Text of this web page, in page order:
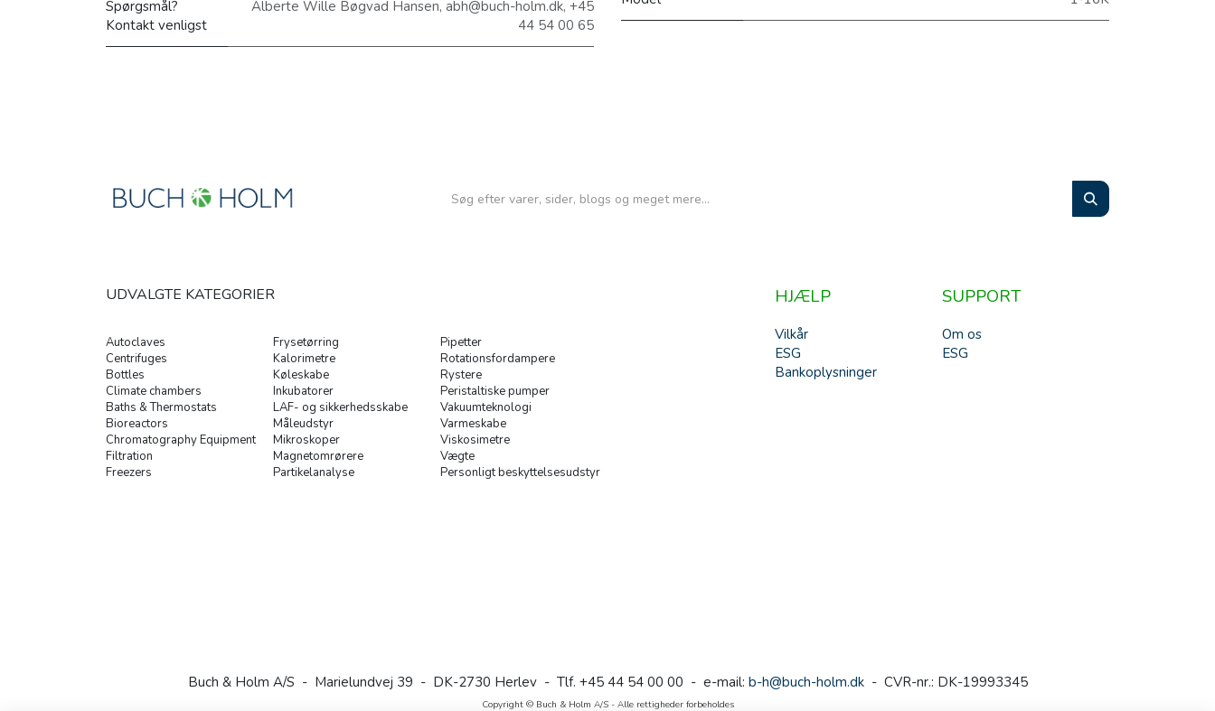
Spørgsmål?
Kontakt venligst
Alberte Wille Bøgvad Hansen, abh@buch-holm.dk, +45
44 54 00 65
Autoclaves
Centrifuges
Bottles
Climate chambers
Baths & Thermostats
Bioreactors
Chromatography Equipment
Filtration
Freezers
Frysetørring
Kalorimetre
Køleskabe
Inkubatorer
LAF- og sikkerhedsskabe
Måleudstyr
Mikroskoper
Magnetomrørere
Partikelanalyse
Pipetter
Rotationsfordampere
Rystere
Peristaltiske pumper
Vakuumteknologi
Varmeskabe
Viskosimetre
Vægte
Personligt beskyttelsesudstyr
UDVALGTE KATEGORIER SUPPORT
Om os
ESG
Vilkår
ESG
Bankoplysninger
HJÆLP
Buch & Holm A/S - Marielundvej 39 - DK-2730 Herlev - Tlf. +45 44 54 00 00 - e-mail: b-h@buch-holm.dk- CVR-nr.: DK-19993345
Copyright © Buch & Holm A/S - Alle rettigheder forbeholdes